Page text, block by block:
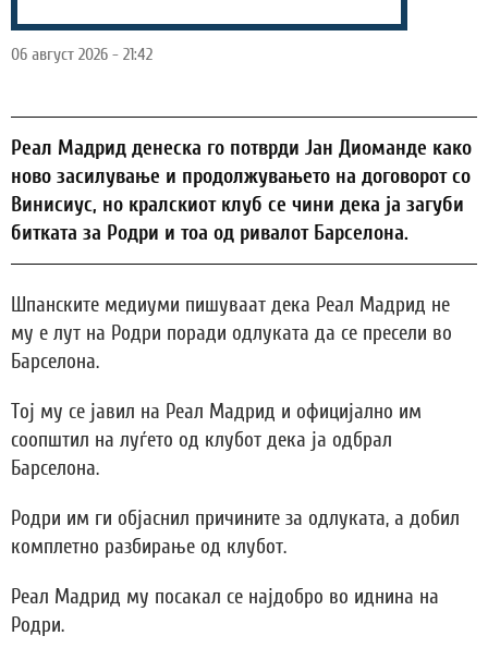
06 август 2026 - 21:42
Реал Мадрид денеска го потврди Јан Диоманде како
ново засилување и продолжувањето на договорот со
Винисиус, но кралскиот клуб се чини дека ја загуби
битката за Родри и тоа од ривалот Барселона.
Шпанските медиуми пишуваат дека Реал Мадрид не
му е лут на Родри поради одлуката да се пресели во
Барселона.
Тој му се јавил на Реал Мадрид и официјално им
соопштил на луѓето од клубот дека ја одбрал
Барселона.
Родри им ги објаснил причините за одлуката, а добил
комплетно разбирање од клубот.
Реал Мадрид му посакал се најдобро во иднина на
Родри.